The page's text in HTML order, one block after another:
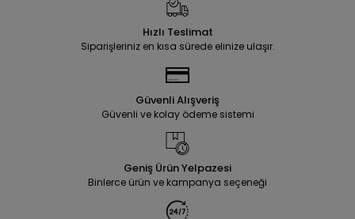
Hızlı Teslimat
Siparişleriniz en kısa sürede elinize ulaşır.
Güvenli Alışveriş
Güvenli ve kolay ödeme sistemi
Geniş Ürün Yelpazesi
Binlerce ürün ve kampanya seçeneği